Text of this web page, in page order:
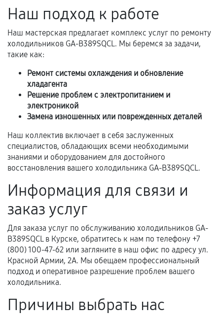
Самостоятельный ремонт или вмешательство
третьих лиц.
Естественный износ деталей, если иное не
Обращение после окончания гарантийного
срока.
Программные сбои, если это не указано в
отдельных условиях.
Если комплектующие куплены
Гарантия на выполненные работы может
сохраняться полностью или частично, если
соблюдены следующие условия:
Предоставленные детали подходят по
техническим параметрам и не имеют внешних
дефектов.
Установка была выполнена нашим сервисным
центром.
При этом гарантия на сами комплектующие
остается на стороне производителя или
Наш подход к работе
Наш мастерская предлагает комплекс услуг по ремонту
холодильников GA-B389SQCL. Мы беремся за задачи,
такие как:
Ремонт системы охлаждения и обновление
хладагента
Решение проблем с электропитанием и
электроникой
Замена изношенных или поврежденных деталей
Наш коллектив включает в себя заслуженных
специалистов, обладающих всеми необходимыми
знаниями и оборудованием для достойного
восстановления вашего холодильника GA-B389SQCL.
Информация для связи и
заказ услуг
Для заказа услуг по обслуживанию холодильников GA-
B389SQCL в Курске, обратитесь к нам по телефону +7
(800) 100-47-62 или загляните в наш офис по адресу ул.
Красной Армии, 2А. Мы обещаем профессиональный
подход и оперативное разрешение проблем вашего
холодильника.
Причины выбрать нас